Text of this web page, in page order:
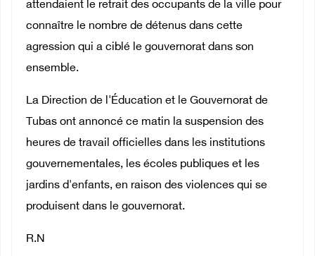
attendaient le retrait des occupants de la ville pour
connaître le nombre de détenus dans cette
agression qui a ciblé le gouvernorat dans son
ensemble.
La Direction de l'Éducation et le Gouvernorat de
Tubas ont annoncé ce matin la suspension des
heures de travail officielles dans les institutions
gouvernementales, les écoles publiques et les
jardins d'enfants, en raison des violences qui se
produisent dans le gouvernorat.
R.N